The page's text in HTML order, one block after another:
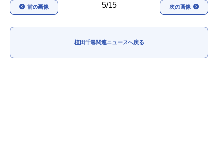
男性声優/女性声優一覧
FOLLOW US
5/15
前の画像 次の画像
植田千尋関連ニュースへ戻る